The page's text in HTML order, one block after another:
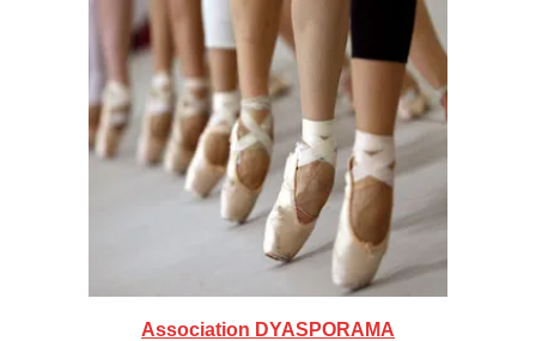
Association DYASPORAMA